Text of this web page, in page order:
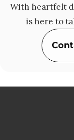
With heartfelt
is here to